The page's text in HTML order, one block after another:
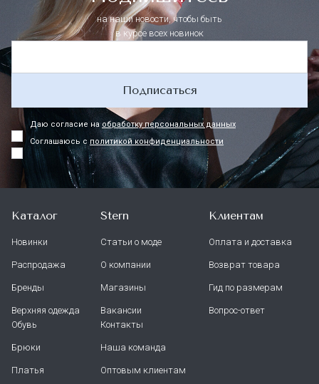
на наши новости, чтобы быть
в курсе всех новинок
Подписаться
Даю согласие наобработку персональных данных
Соглашаюсь с политикой конфиденциальности
Каталог
Новинки
Распродажа
Бренды
Верхняя одежда
Обувь
Брюки
Платья
Stern
Статьи о моде
О компании
Магазины
Вакансии
Контакты
Наша команда
Оптовым клиентам
Клиентам
Оплата и доставка
Возврат товара
Гид по размерам
Вопрос-ответ